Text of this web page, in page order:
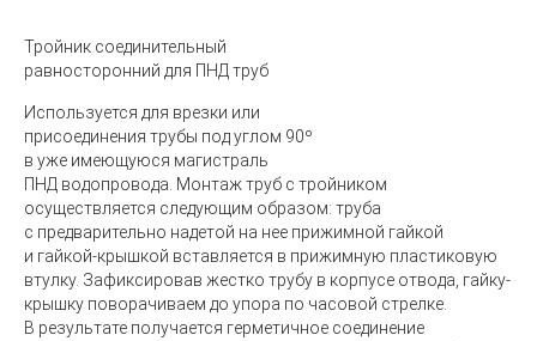
Тройник соединительный
равносторонний для ПНД труб
Используется для врезки или
присоединения трубы под углом 90º
в уже имеющуюся магистраль
ПНД водопровода. Монтаж труб с тройником
осуществляется следующим образом: труба
с предварительно надетой на нее прижимной гайкой
и гайкой-крышкой вставляется в прижимную пластиковую
втулку. Зафиксировав жестко трубу в корпусе отвода, гайку-
крышку поворачиваем до упора по часовой стрелке.
В результате получается герметичное соединение